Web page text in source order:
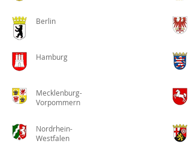
Berlin
Hamburg
Mecklenburg-
Vorpommern
Nordrhein-
Westfalen